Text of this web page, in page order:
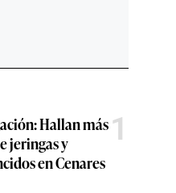
Hallan más
jeringas y
en Cenares
1